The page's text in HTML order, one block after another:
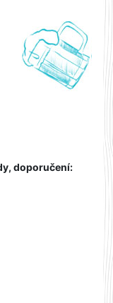
doporučení: